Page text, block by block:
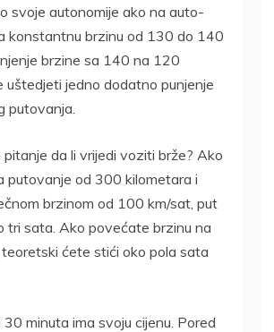
svoje autonomije ako na auto-
konstantnu brzinu od 130 do 140
brzine sa 140 na 120
uštedjeti jedno dodatno punjenje
putovanja.
da li vrijedi voziti brže? Ako
putovanje od 300 kilometara i
brzinom od 100 km/sat, put
tri sata. Ako povećate brzinu na
ćete stići oko pola sata
minuta ima svoju cijenu. Pored